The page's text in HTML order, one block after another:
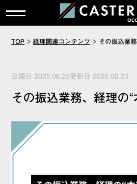
TOP > 経理関連コンテンツ > その振込業
公開日 2025.06.23更新日 2025.06.23
その振込業務、経理の“